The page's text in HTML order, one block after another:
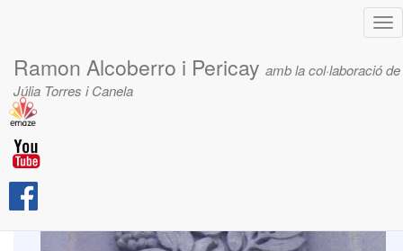
Ramon Alcoberro i Pericay amb la col·laboració de
Júlia Torres i Canela